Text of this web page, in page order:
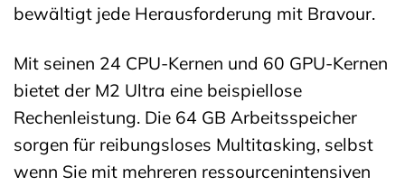
bewältigt jede Herausforderung mit Bravour.
Mit seinen 24 CPU-Kernen und 60 GPU-Kernen
bietet der M2 Ultra eine beispiellose
Rechenleistung. Die 64 GB Arbeitsspeicher
sorgen für reibungsloses Multitasking, selbst
wenn Sie mit mehreren ressourcenintensiven